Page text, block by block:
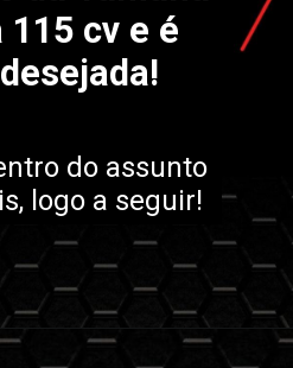
cv e é
do assunto
logo a seguir!